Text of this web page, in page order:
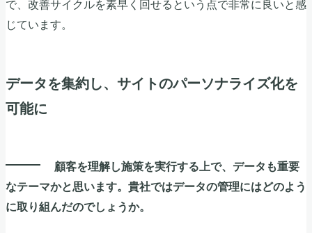
で、改善サイクルを素早く回せるという点で非常に良いと感
じています。
データを集約し、サイトのパーソナライズ化を
可能に
顧客を理解し施策を実行する上で、データも重要
なテーマかと思います。貴社ではデータの管理にはどのよう
に取り組んだのでしょうか。